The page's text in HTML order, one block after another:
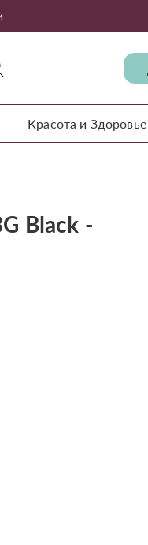
Красота и Здоровье
Black -